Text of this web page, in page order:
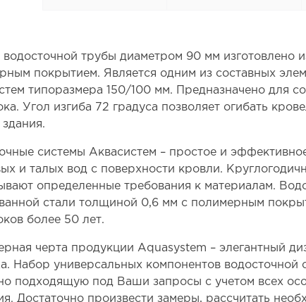
водосточной трубы диаметром 90 мм изготовлено
покрытием. Является одним из составных
типоразмера 150/100 мм. Предназначено для
Угол изгиба 72 градуса позволяет огибать
системы Аквасистем – простое и
и талых вод с поверхности кровли.
определенные требования к материалам.
стали толщиной 0,6 мм с полимерным
более 50 лет.
черта продукции Aquasystem – элегантный
Набор универсальных компонентов водосточной
подходящую под Ваши запросы с учетом всех
Достаточно произвести замеры, рассчитать